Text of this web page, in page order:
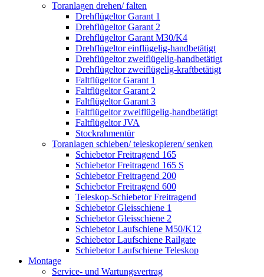
Toranlagen drehen/ falten
Drehflügeltor Garant 1
Drehflügeltor Garant 2
Drehflügeltor Garant M30/K4
Drehflügeltor einflügelig-handbetätigt
Drehflügeltor zweiflügelig-handbetätigt
Drehflügeltor zweiflügelig-kraftbetätigt
Faltflügeltor Garant 1
Faltflügeltor Garant 2
Faltflügeltor Garant 3
Faltflügeltor zweiflügelig-handbetätigt
Faltflügeltor JVA
Stockrahmentür
Toranlagen schieben/ teleskopieren/ senken
Schiebetor Freitragend 165
Schiebetor Freitragend 165 S
Schiebetor Freitragend 200
Schiebetor Freitragend 600
Teleskop-Schiebetor Freitragend
Schiebetor Gleisschiene 1
Schiebetor Gleisschiene 2
Schiebetor Laufschiene M50/K12
Schiebetor Laufschiene Railgate
Schiebetor Laufschiene Teleskop
Montage
Service- und Wartungsvertrag